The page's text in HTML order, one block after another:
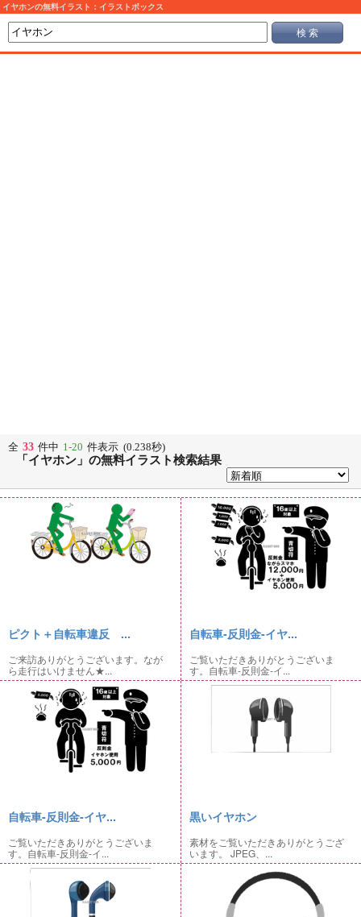
イヤホンの無料イラスト：イラストボックス
検 索
全 33 件中 1-20 件表示 (0.238秒)
「イヤホン」の無料イラスト検索結果
ピクト＋自転車違反 ...
ご来訪ありがとうございます。なが
ら走行はいけません★...
自転車-反則金-イヤ...
ご覧いただきありがとうございま
す。自転車-反則金-イ...
自転車-反則金-イヤ...
ご覧いただきありがとうございま
す。自転車-反則金-イ...
黒いイヤホン
素材をご覧いただきありがとうござ
います。 JPEG、...